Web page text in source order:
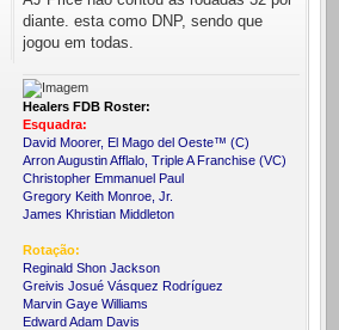
diante. esta como DNP, sendo que
jogou em todas.
Healers FDB Roster:
Esquadra:
David Moorer, El Mago del Oeste™ (C)
Arron Augustin Afflalo, Triple A Franchise (VC)
Christopher Emmanuel Paul
Gregory Keith Monroe, Jr.
James Khristian Middleton
Rotação:
Reginald Shon Jackson
Greivis Josué Vásquez Rodríguez
Marvin Gaye Williams
Edward Adam Davis